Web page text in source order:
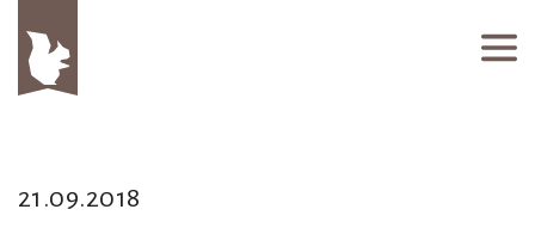
21.09.2018